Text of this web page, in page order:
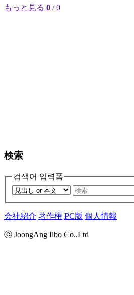
もっと見る 0 / 0
検索
검색어 입력폼
会社紹介 著作権 PC版 個人情報
ⓒ JoongAng Ilbo Co.,Ltd